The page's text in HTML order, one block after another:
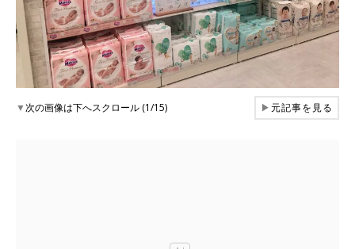
▼次の画像は下へスクロール (1/15) ▶元記事を見る